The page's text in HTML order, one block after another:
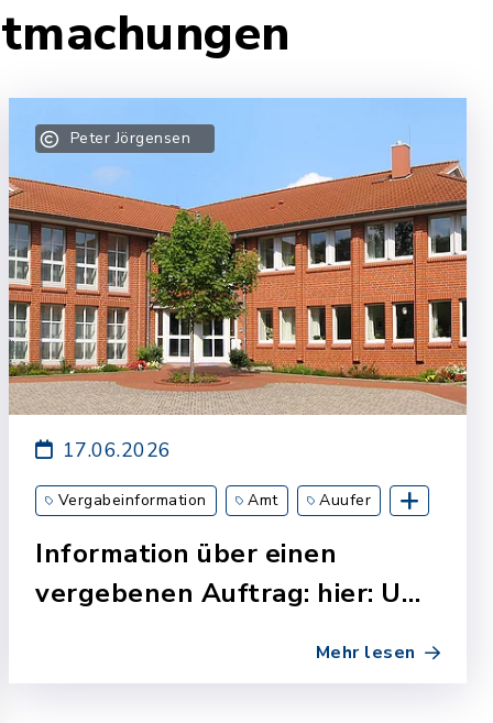
Information über einen
vergebenen Auftrag: hier: U…
17.06.2026
Vergabeinformation Amt
Auufer
Breitenberg
Breitenburg
Kronsmoor
Lägerdorf
Moordiek
Schulverband Münsterdorf-DägelingMehr lesen
Peter Jörgensen